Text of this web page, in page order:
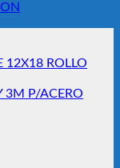
12X18 ROLLO
3M P/ACERO